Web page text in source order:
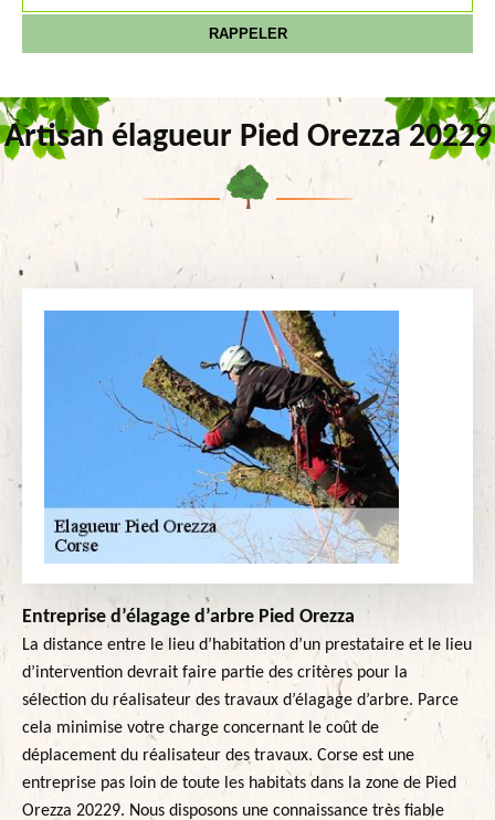
Artisan élagueur Pied Orezza 20229
Entreprise d’élagage d’arbre Pied Orezza
La distance entre le lieu d’habitation d’un prestataire et le lieu
d’intervention devrait faire partie des critères pour la
sélection du réalisateur des travaux d’élagage d’arbre. Parce
cela minimise votre charge concernant le coût de
déplacement du réalisateur des travaux. Corse est une
entreprise pas loin de toute les habitats dans la zone de Pied
Orezza 20229. Nous disposons une connaissance très fiable